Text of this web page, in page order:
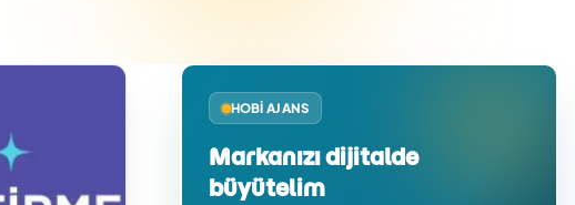
HOBI AJANS
Markanızı dijitalde
büyütelim